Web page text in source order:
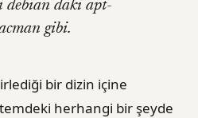
debian daki apt-
gibi.
bir dizin içine
herhangi bir şeyde